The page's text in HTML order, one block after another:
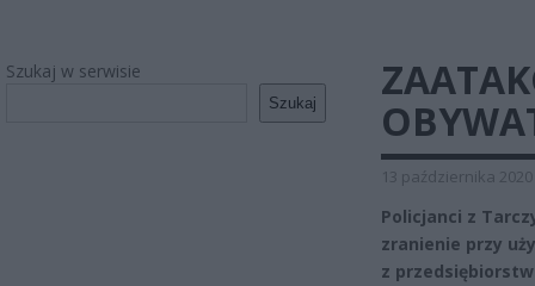
Szukaj w serwisie
Szukaj
13 października 2020
Policjanci z
zranienie przy
z